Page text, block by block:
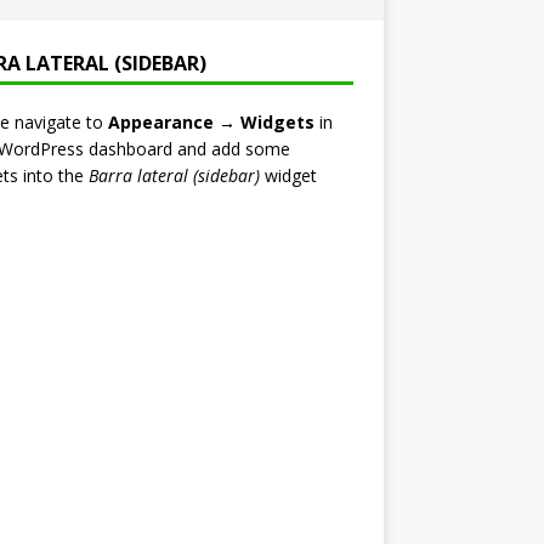
LATERAL (SIDEBAR)
navigate to Appearance → Widgets in
dashboard and add some
into the Barra lateral (sidebar)widget